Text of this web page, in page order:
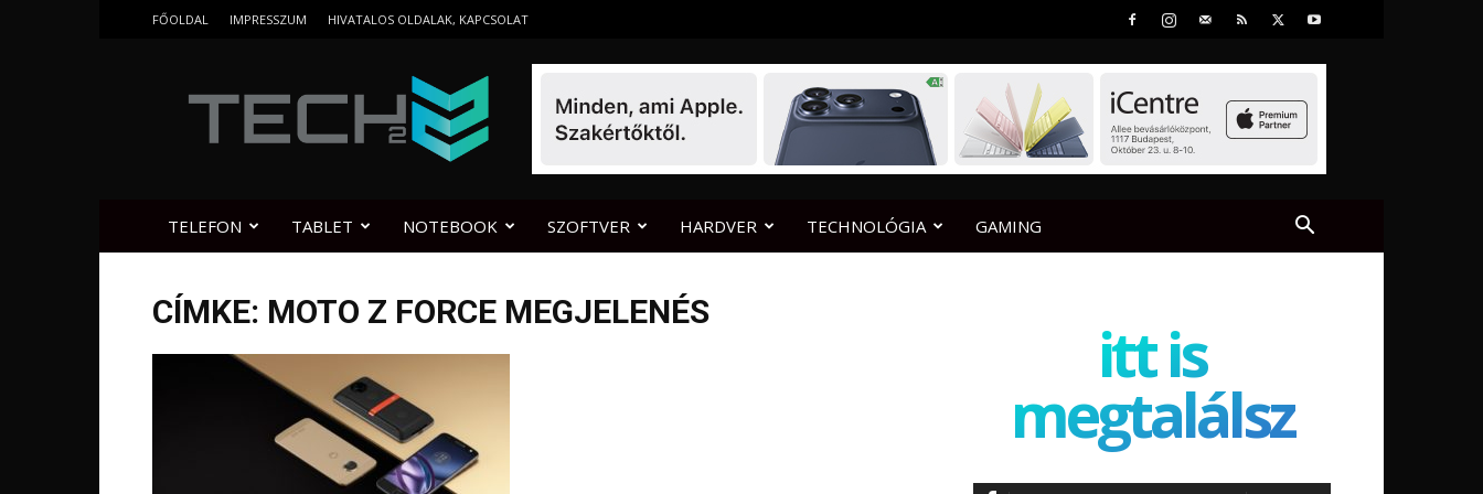
FŐOLDAL IMPRESSZUM HIVATALOS OLDALAK, KAPCSOLAT
TELEFON TABLET NOTEBOOK SZOFTVER HARDVER TECHNOLÓGIA GAMING
CÍMKE: MOTO Z FORCE MEGJELENÉS
itt is
megtalálsz